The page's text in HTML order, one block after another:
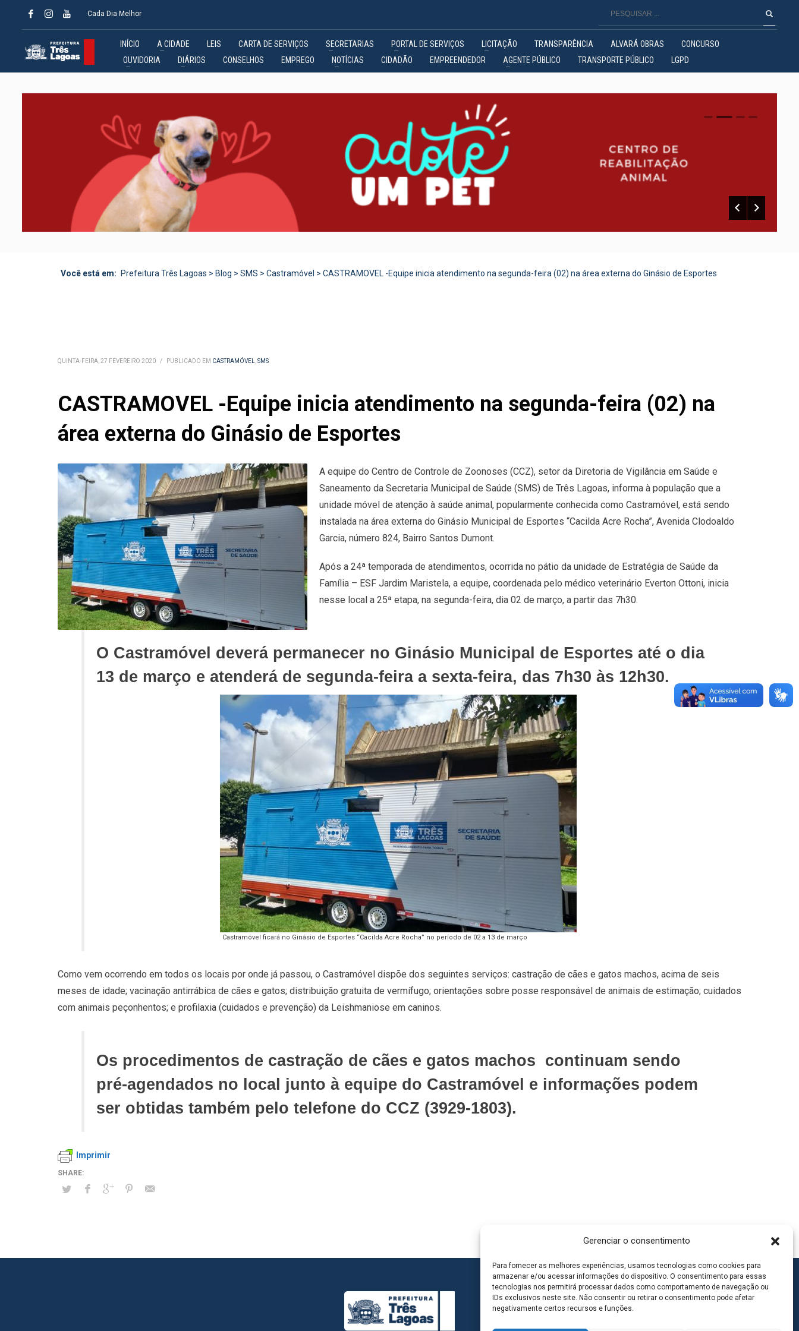
Gerenciar o consentimento
Para fornecer as melhores experiências, usamos tecnologias como cookies para
armazenar e/ou acessar informações do dispositivo. O consentimento para essas
tecnologias nos permitirá processar dados como comportamento de navegação ou
IDs exclusivos neste site. Não consentir ou retirar o consentimento pode afetar
negativamente certos recursos e funções.
Cada Dia Melhor
INÍCIO A CIDADE LEIS CARTA DE SERVIÇOS SECRETARIAS PORTAL DE SERVIÇOS LICITAÇÃO TRANSPARÊNCIA ALVARÁ OBRAS
CONCURSO
OUVIDORIA
DIÁRIOS CONSELHOS EMPREGO NOTÍCIAS CIDADÃO EMPREENDEDOR AGENTE PÚBLICO TRANSPORTE PÚBLICO LGPD
0 1 2
Você está em: Prefeitura Três Lagoas > Blog > SMS > Castramóvel > CASTRAMOVEL -Equipe inicia atendimento na segunda-feira (02) na área externa do Ginásio de Esportes
QUINTA-FEIRA, 27 FEVEREIRO 2020 / PUBLICADO EM CASTRAMÓVEL,SMS
CASTRAMOVEL -Equipe inicia atendimento na segunda-feira (02) na
área externa do Ginásio de Esportes
A equipe do Centro de Controle de Zoonoses (CCZ), setor da Diretoria de Vigilância em Saúde e
Saneamento da Secretaria Municipal de Saúde (SMS) de Três Lagoas, informa à população que a
unidade móvel de atenção à saúde animal, popularmente conhecida como Castramóvel, está sendo
instalada na área externa do Ginásio Municipal de Esportes “Cacilda Acre Rocha”, Avenida Clodoaldo
Garcia, número 824, Bairro Santos Dumont.
Após a 24ª temporada de atendimentos, ocorrida no pátio da unidade de Estratégia de Saúde da
Família – ESF Jardim Maristela, a equipe, coordenada pelo médico veterinário Everton Ottoni, inicia
nesse local a 25ª etapa, na segunda-feira, dia 02 de março, a partir das 7h30.
O Castramóvel deverá permanecer no Ginásio Municipal de Esportes até o dia
13 de março e atenderá de segunda-feira a sexta-feira, das 7h30 às 12h30.
Castramóvel ficará no Ginásio de Esportes “Cacilda Acre Rocha” no período de 02 a 13 de março
Como vem ocorrendo em todos os locais por onde já passou, o Castramóvel dispõe dos seguintes serviços: castração de cães e gatos machos, acima de seis
meses de idade; vacinação antirrábica de cães e gatos; distribuição gratuita de vermífugo; orientações sobre posse responsável de animais de estimação; cuidados
com animais peçonhentos; e profilaxia (cuidados e prevenção) da Leishmaniose em caninos.
Os procedimentos de castração de cães e gatos machos continuam sendo
pré-agendados no local junto à equipe do Castramóvel e informações podem
ser obtidas também pelo telefone do CCZ (3929-1803).
Imprimir